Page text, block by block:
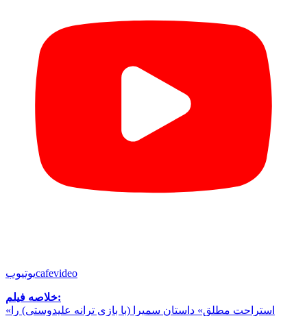
یوتیوبcafevideo
خلاصه فیلم:
«استراحت مطلق» داستان سمیرا (با بازی ترانه علیدوستی) را